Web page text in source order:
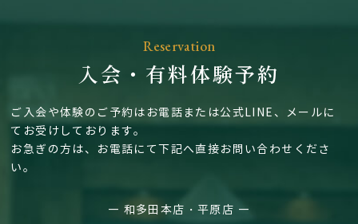
Reservation
入会・有料体験予約
ご入会や体験のご予約はお電話または公式LINE、メールに
てお受けしております。
お急ぎの方は、お電話にて下記へ直接お問い合わせくださ
い。
― 和多田本店・平原店 ―